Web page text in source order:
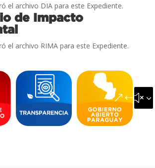
el archivo DIA para este Expediente.
de Impacto
el archivo RIMA para este Expediente.